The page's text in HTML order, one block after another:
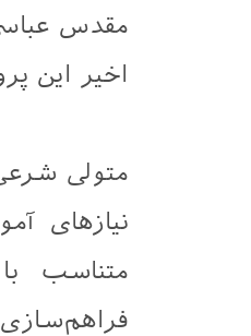
مقدس
اخیر این
متولی
نیازهای
متناسب